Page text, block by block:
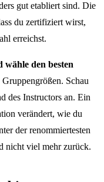
gut etabliert sind. Die
du zertifiziert wirst,
erreichst.
wähle den besten
Schau
des Instructors an. Ein
verändert, wie du
der renommiertesten
nicht viel mehr zurück.